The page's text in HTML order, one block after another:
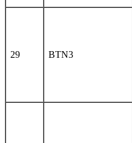
29 BTN3